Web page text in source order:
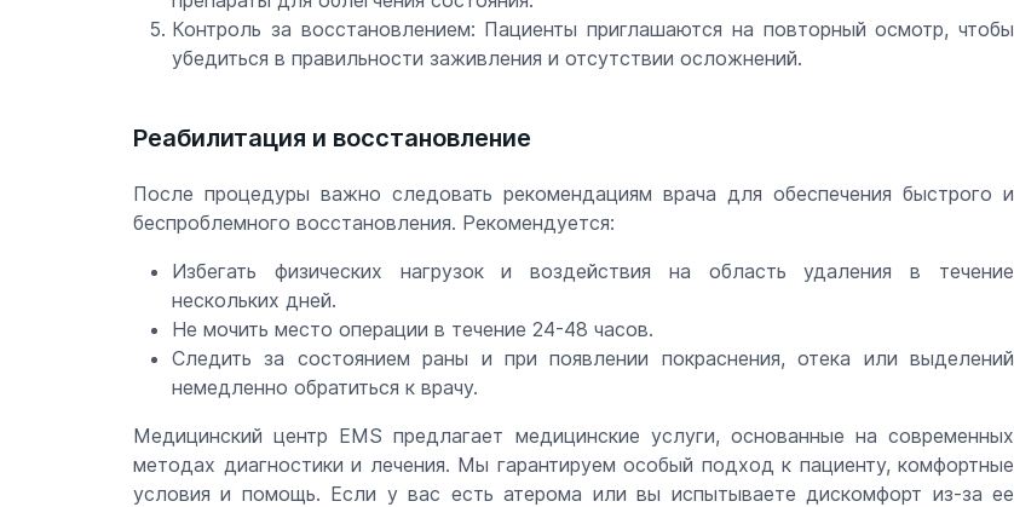
Контроль за восстановлением: Пациенты приглашаются на повторный осмотр, чтобы
убедиться в правильности заживления и отсутствии осложнений.
Реабилитация и восстановление
После процедуры важно следовать рекомендациям врача для обеспечения быстрого и
беспроблемного восстановления. Рекомендуется:
Избегать физических нагрузок и воздействия на область удаления в течение
нескольких дней.
Не мочить место операции в течение 24-48 часов.
Следить за состоянием раны и при появлении покраснения, отека или выделений
немедленно обратиться к врачу.
Медицинский центр EMS предлагает медицинские услуги, основанные на современных
методах диагностики и лечения. Мы гарантируем особый подход к пациенту, комфортные
условия и помощь. Если у вас есть атерома или вы испытываете дискомфорт из-за ее